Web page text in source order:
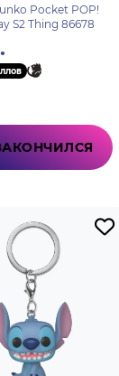
Pocket POP!
S2 Thing 86678